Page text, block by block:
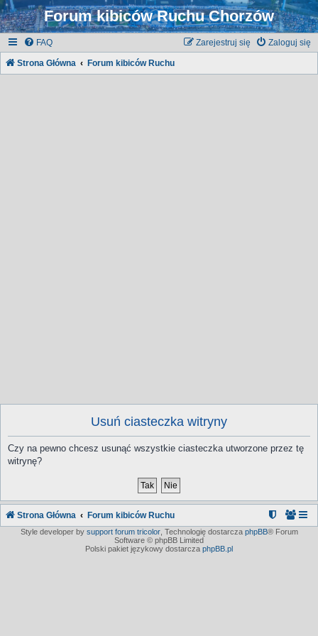
Forum kibiców Ruchu Chorzów
FAQ Zaloguj się
Zarejestruj się
Strona Główna Forum kibiców Ruchu
Usuń ciasteczka witryny
Czy na pewno chcesz usunąć wszystkie ciasteczka utworzone przez tę
witrynę?
Strona Główna Forum kibiców Ruchu
Style developer by support forum tricolor, Technologię dostarcza phpBB® Forum
Software © phpBB Limited
Polski pakiet językowy dostarcza phpBB.pl